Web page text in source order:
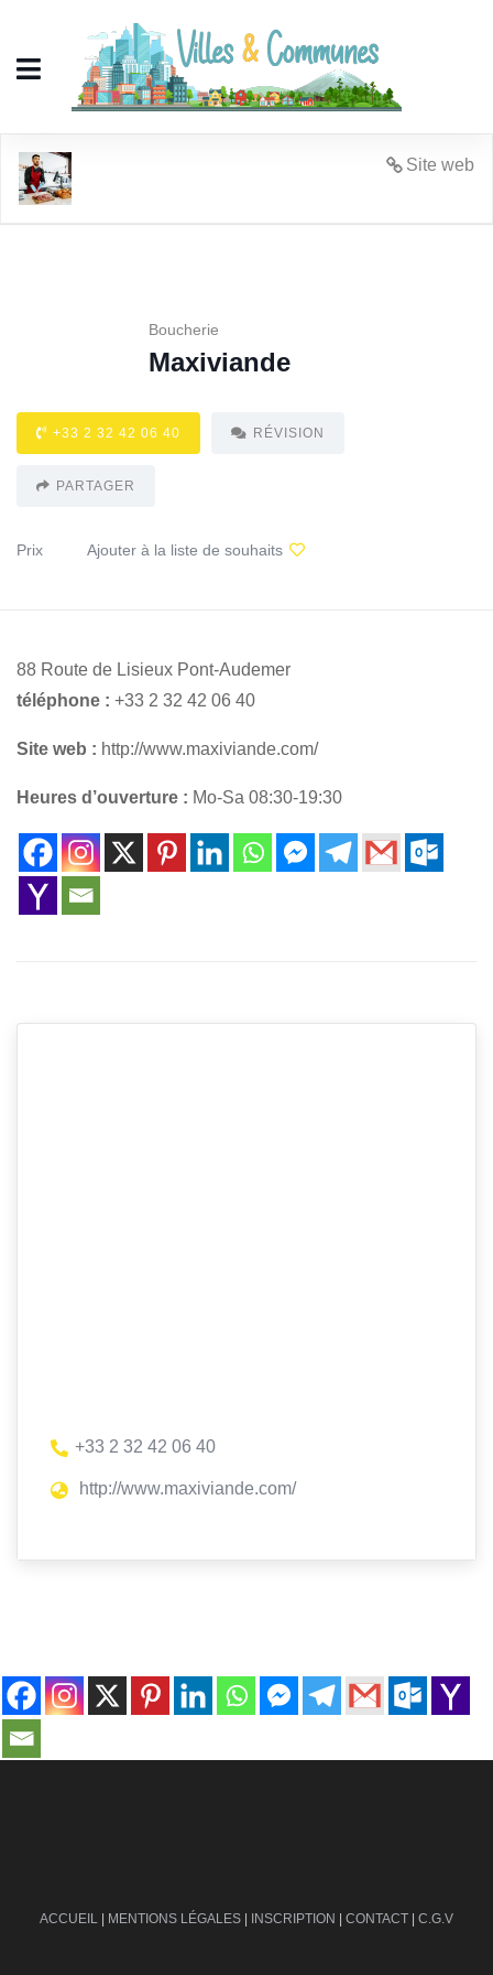
Site web
Boucherie
Maxiviande
+33 2 32 42 06 40 RÉVISION
PARTAGER
Prix Ajouter à la liste de souhaits
88 Route de Lisieux Pont-Audemer
téléphone : +33 2 32 42 06 40
Site web : http://www.maxiviande.com/
Heures d’ouverture : Mo-Sa 08:30-19:30
+33 2 32 42 06 40
http://www.maxiviande.com/
ACCUEIL | MENTIONS LÉGALES | INSCRIPTION | CONTACT | C.G.V